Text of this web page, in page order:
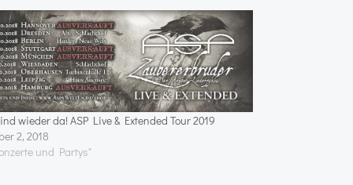
wieder da! ASP Live & Extended Tour 2019
2, 2018
und Partys"